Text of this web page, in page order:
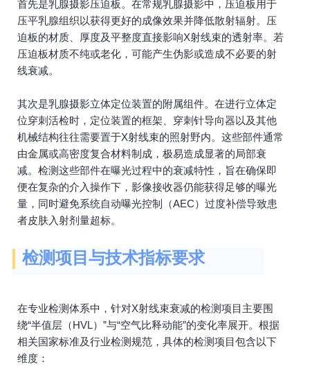
首先是乳腺摄影压迫板。在常规乳腺摄影中，压迫板用于
压平乳腺组织以获得更好的成像效果并降低散射辐射。压
迫板的材质、厚度及平整度直接影响X射线束的透射率。若
压迫板材质不纯或老化，可能产生伪影或造成不必要的射
线衰减。
其次是乳腺摄影立体定位装置的附属组件。在进行立体定
位穿刺活检时，定位装置的框架、穿刺针导向器以及其他
机械结构往往需要置于X射线束的照射野内。这些部件通常
由金属或高密度复合材料制成，极易造成显著的局部衰
减。检测这些部件在曝光过程中的衰减特性，旨在确保即
便在复杂的介入操作下，影像接收器仍能获得足够的曝光
量，同时避免系统自动曝光控制（AEC）过度补偿导致患
者皮肤入射剂量超标。
检测项目与技术指标要求
在专业检测体系中，针对X射线束衰减的检测项目主要围
绕“半值层（HVL）”与“空气比释动能”的变化率展开。根据
相关国家标准及行业检测规范，具体的检测项目包含以下
维度：